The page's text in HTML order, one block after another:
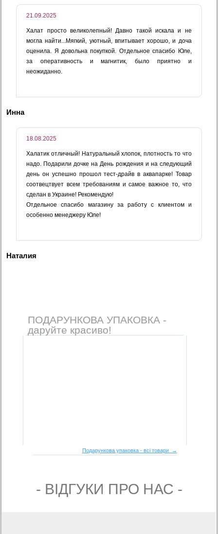
21.09.2025
Халат просто великолепный! Давно такой искала и не
могла найти...Мягкий, уютный, впитывает хорошо, и доча
оценила. Я довольна покупкой. Отдельное спасибо Юле,
за оперативность и магнитик, было приятно и
неожиданно.
Инна
18.08.2025
Халатик отличный! Натуральный хлопок, плотность то что
надо. Подарили дочке на День рождения и на следующий
день он успешно прошол тест-драйв в аквапарке! Товар
соотвецтвует всем требованиям и самое важное то, что
сделан в Украине! Рекомендую!
Отдельное спасибо магазину за работу с клиентом и
особенно менеджеру Юле!
Наталия
ПОДАРУНКОВА УПАКОВКА -
даруйте красиво!
Подарункова упаковка - всі товари →
- ВIДГУКИ ПРО НАС -